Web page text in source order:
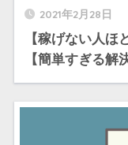
2021年2月28日
【稼げない人ほ
【簡単すぎる解